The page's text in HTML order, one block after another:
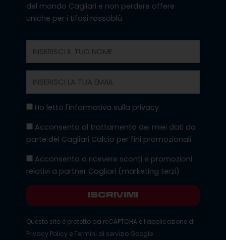
del mondo Cagliari e non perdere offere
uniche per i tifosi rossoblù
Privacy
Ho letto l'informativa sulla privacy
Marketing
Acconsento al trattamento dei miei dati da
parte del Cagliari Calcio per fini promozionali
Marketing
Terzi
Acconsento a ricevere sconti e promozioni
relativi a partner Cagliari (marketing terzi)
ISCRIVIMI
Questo sito è protetto da reCAPTCHA e l’applicazione di
Privacy Policy e Termini di servizio Google